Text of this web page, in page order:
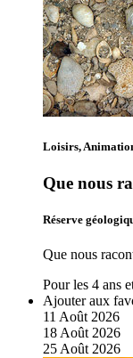
Loisirs,
Que nous
Réserve
Que nous
Pour les 4 ans
Ajouter aux
11 Août 2026
18 Août 2026
25 Août 2026